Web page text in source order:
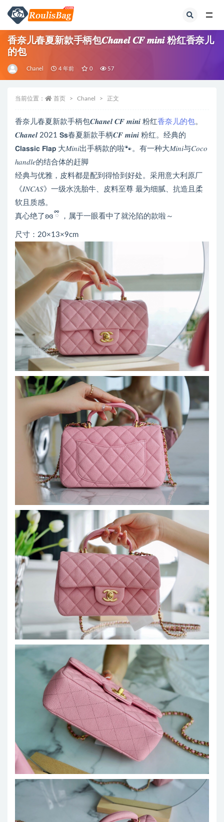
香奈儿春夏新款手柄包𝑪𝒉𝒂𝒏𝒆𝒍 𝑪𝑭 𝒎𝒊𝒏𝒊 粉红香奈儿
的包
Chanel 4 年前 0 57
当前位置： 首页 Chanel 正文
香奈儿春夏新款手柄包𝑪𝒉𝒂𝒏𝒆𝒍 𝑪𝑭 𝒎𝒊𝒏𝒊 粉红香奈儿的包。
𝑪𝒉𝒂𝒏𝒆𝒍 2021 𝗦𝘀春夏新款手柄𝑪𝑭 𝒎𝒊𝒏𝒊 粉红。经典的
𝗖𝗹𝗮𝘀𝘀𝗶𝗰 𝗙𝗹𝗮𝗽 大𝑀𝑖𝑛𝑖出手柄款的啦🐾。有一种大𝑀𝑖𝑛𝑖与𝐶𝑜𝑐𝑜
ℎ𝑎𝑛𝑑𝑙𝑒的结合体的赶脚
经典与优雅，皮料都是配到得恰到好处。采用意大利原厂
《𝐼𝑁𝐶𝐴𝑆》一级水洗胎牛、皮料至尊 最为细腻、抗造且柔
软且质感。
真心绝了ʚɞ ྀི ，属于一眼看中了就沦陷的款啦～
尺寸：20×13×9cm